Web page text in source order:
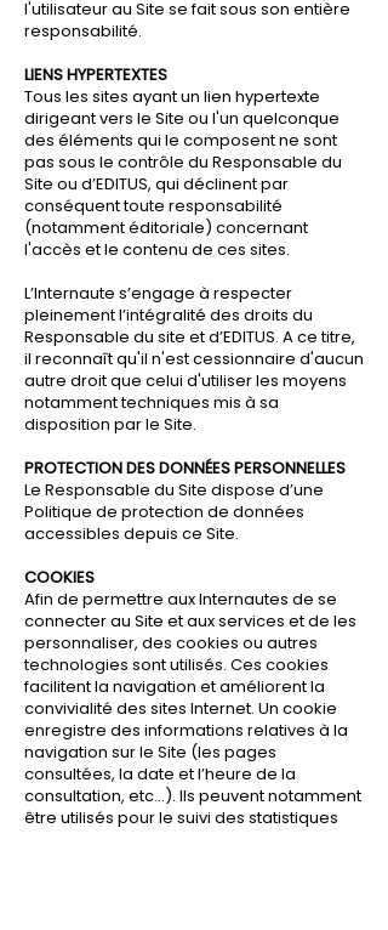
l'utilisateur au Site se fait sous son entière
responsabilité.
LIENS HYPERTEXTES
Tous les sites ayant un lien hypertexte
dirigeant vers le Site ou l'un quelconque
des éléments qui le composent ne sont
pas sous le contrôle du Responsable du
Site ou d’EDITUS, qui déclinent par
conséquent toute responsabilité
(notamment éditoriale) concernant
l'accès et le contenu de ces sites.
L’Internaute s’engage à respecter
pleinement l’intégralité des droits du
Responsable du site et d’EDITUS. A ce titre,
il reconnaît qu'il n'est cessionnaire d'aucun
autre droit que celui d'utiliser les moyens
notamment techniques mis à sa
disposition par le Site.
PROTECTION DES DONNÉES PERSONNELLES
Le Responsable du Site dispose d’une
Politique de protection de données
accessibles depuis ce Site.
COOKIES
Afin de permettre aux Internautes de se
connecter au Site et aux services et de les
personnaliser, des cookies ou autres
technologies sont utilisés. Ces cookies
facilitent la navigation et améliorent la
convivialité des sites Internet. Un cookie
enregistre des informations relatives à la
navigation sur le Site (les pages
consultées, la date et l’heure de la
consultation, etc…). Ils peuvent notamment
être utilisés pour le suivi des statistiques